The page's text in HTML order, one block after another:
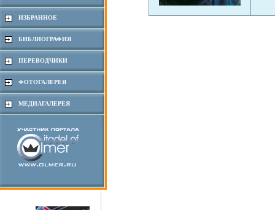
ИЗБРАННОЕ
БИБЛИОГРАФИЯ
ПЕРЕВОДЧИКИ
ФОТОГАЛЕРЕЯ
МЕДИАГАЛЕРЕЯ